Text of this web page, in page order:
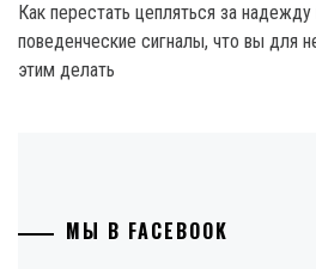
Как перестать цепляться за надежду
поведенческие сигналы, что вы для
этим делать
МЫ В FACEBOOK